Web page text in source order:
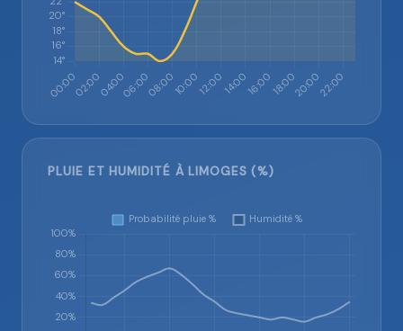
PLUIE ET HUMIDITÉ À LIMOGES (%)